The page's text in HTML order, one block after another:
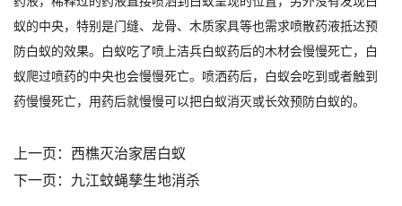
蚁的中央，特别是门缝、龙骨、木质家具等也需求喷散药液抵达预
防白蚁的效果。白蚁吃了喷上洁兵白蚁药后的木材会慢慢死亡，白
蚁爬过喷药的中央也会慢慢死亡。喷洒药后，白蚁会吃到或者触到
药慢慢死亡，用药后就慢慢可以把白蚁消灭或长效预防白蚁的。
上一页： 西樵灭治家居白蚁
下一页： 九江蚊蝇孳生地消杀